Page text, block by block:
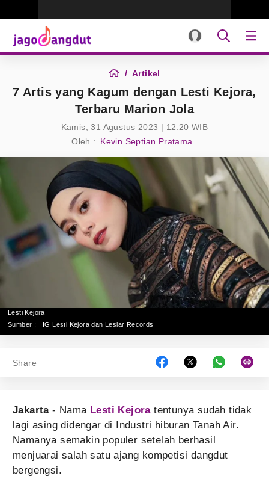
Artikel
7 Artis yang Kagum dengan Lesti Kejora,
Terbaru Marion Jola
Kamis, 31 Agustus 2023 | 12:20 WIB
Oleh :
Kevin Septian Pratama
Lesti Kejora
Sumber :
IG Lesti Kejora dan Leslar Records
Share
Jakarta- Nama Lesti Kejoratentunya sudah tidak
lagi asing didengar di Industri hiburan Tanah Air.
Namanya semakin populer setelah berhasil
menjuarai salah satu ajang kompetisi dangdut
bergengsi.